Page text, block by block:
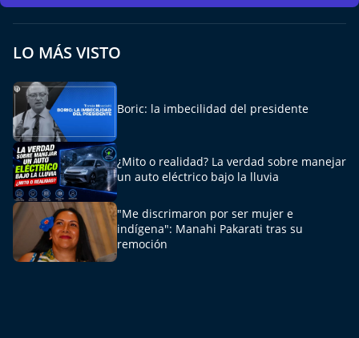
LO MÁS VISTO
Boric: la imbecilidad del presidente
¿Mito o realidad? La verdad sobre manejar
un auto eléctrico bajo la lluvia
"Me discrimaron por ser mujer e
indígena": Manahi Pakarati tras su
remoción